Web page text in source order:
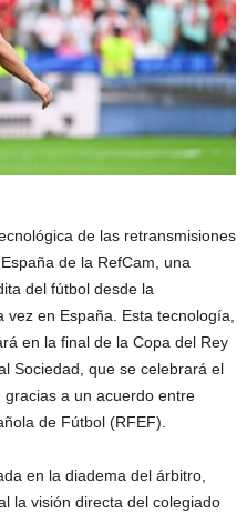
de las retransmisiones
de la RefCam, una
del fútbol desde la
en España. Esta tecnología,
en la final de la Copa del Rey
Sociedad, que se celebrará el
a un acuerdo entre
de Fútbol (RFEF).
en la diadema del árbitro,
la visión directa del colegiado